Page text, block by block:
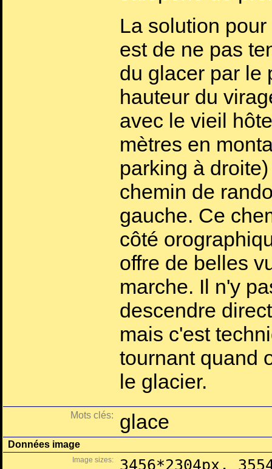
La solution
est de ne pas
du glacer par le
hauteur du
avec le vieil
mètres en
parking à
chemin de
gauche. Ce
côté
offre de belles
marche. Il n'y
descendre
mais c'est
tournant quand
le glacier.
Mots clés: glace
Données image
Image sizes: 3456*2304px,